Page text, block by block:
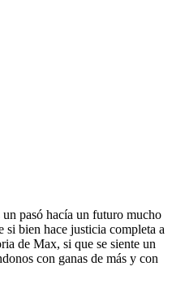
pasó hacía un futuro mucho
si bien hace justicia completa a
de Max, si que se siente un
con ganas de más y con